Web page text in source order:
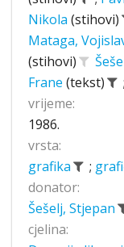
Nikola (stihovi)
Mataga,
(stihovi)
Frane (tekst) ;
vrijeme:
1986.
vrsta:
grafika
;
donator:
Šešelj, Stjepan
cjelina: